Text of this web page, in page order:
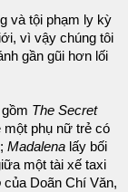
và tội phạm ly kỳ
vì vậy chúng tôi
gần gũi hơn lối
The Secret
phụ nữ trẻ có
Madalena lấy bối
một tài xế taxi
của Doãn Chí Văn,